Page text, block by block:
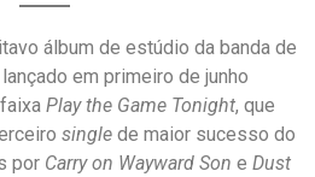
álbum de estúdio da banda de
lançado em primeiro de junho
Play the Game Tonight, que
single de maior sucesso do
por Carry on Wayward Son e Dust